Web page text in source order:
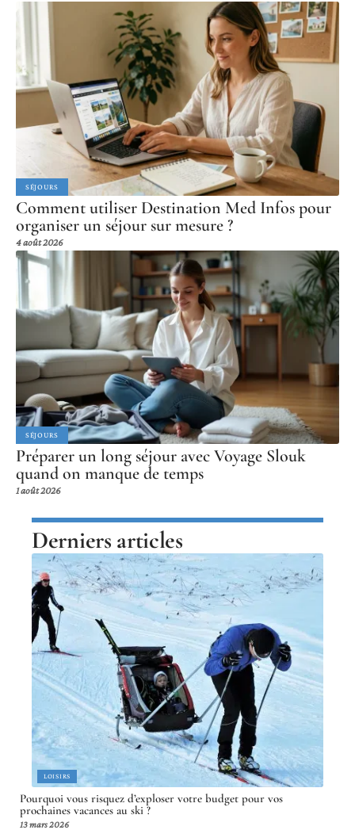
SÉJOURS
Comment utiliser Destination Med Infos pour
organiser un séjour sur mesure ?
4 août 2026
SÉJOURS
Préparer un long séjour avec Voyage Slouk
quand on manque de temps
1 août 2026
Derniers articles
LOISIRS
Pourquoi vous risquez d’exploser votre budget pour vos
prochaines vacances au ski ?
13 mars 2026